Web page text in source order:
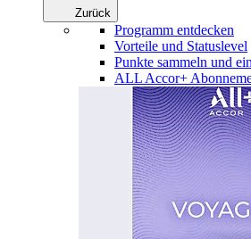
Zurück
Programm entdecken
Vorteile und Statuslevel
Punkte sammeln und
ALL Accor+